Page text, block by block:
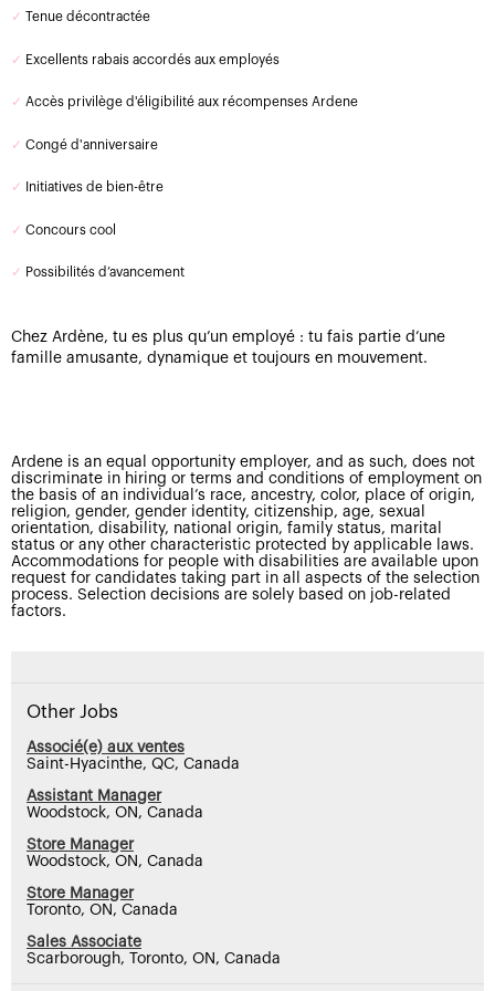
✓ Tenue décontractée
✓ Excellents rabais accordés aux employés
✓ Accès privilège d'éligibilité aux récompenses Ardene
✓ Congé d'anniversaire
✓ Initiatives de bien-être
✓ Concours cool
✓ Possibilités d’avancement
Chez Ardène, tu es plus qu’un employé : tu fais partie d’une
famille amusante, dynamique et toujours en mouvement.
Ardene is an equal opportunity employer, and as such, does not
discriminate in hiring or terms and conditions of employment on
the basis of an individual’s race, ancestry, color, place of origin,
religion, gender, gender identity, citizenship, age, sexual
orientation, disability, national origin, family status, marital
status or any other characteristic protected by applicable laws.
Accommodations for people with disabilities are available upon
request for candidates taking part in all aspects of the selection
process. Selection decisions are solely based on job-related
factors.
Other Jobs
Associé(e) aux ventes
Saint-Hyacinthe, QC, Canada
Assistant Manager
Woodstock, ON, Canada
Store Manager
Woodstock, ON, Canada
Store Manager
Toronto, ON, Canada
Sales Associate
Scarborough, Toronto, ON, Canada